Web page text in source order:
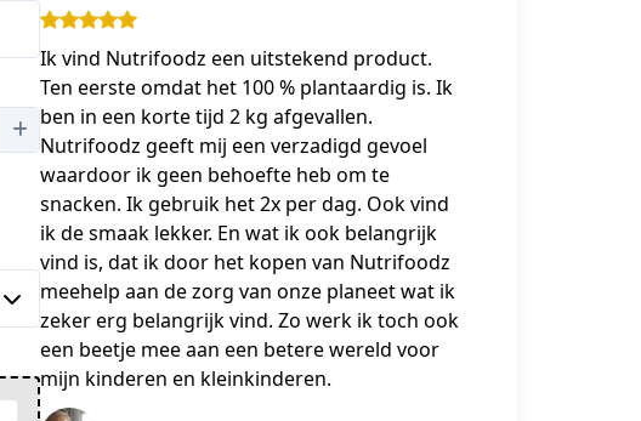
Ik vind Nutrifoodz een uitstekend product.
Ten eerste omdat het 100 % plantaardig is. Ik
ben in een korte tijd 2 kg afgevallen.
Nutrifoodz geeft mij een verzadigd gevoel
waardoor ik geen behoefte heb om te
snacken. Ik gebruik het 2x per dag. Ook vind
ik de smaak lekker. En wat ik ook belangrijk
vind is, dat ik door het kopen van Nutrifoodz
meehelp aan de zorg van onze planeet wat ik
zeker erg belangrijk vind. Zo werk ik toch ook
een beetje mee aan een betere wereld voor
mijn kinderen en kleinkinderen.